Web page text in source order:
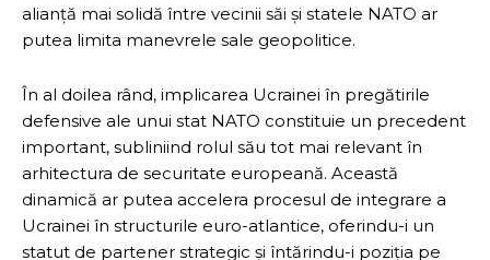
alianță mai solidă între vecinii săi și statele NATO ar
putea limita manevrele sale geopolitice.
În al doilea rând, implicarea Ucrainei în pregătirile
defensive ale unui stat NATO constituie un precedent
important, subliniind rolul său tot mai relevant în
arhitectura de securitate europeană. Această
dinamică ar putea accelera procesul de integrare a
Ucrainei în structurile euro-atlantice, oferindu-i un
statut de partener strategic și întărindu-i poziția pe